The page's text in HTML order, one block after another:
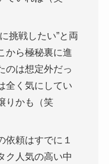
挑戦したい”と両
から極秘裏に進
のは想定外だっ
全く気にしてい
りかも（笑
頼はすでに１
ク人気の高い中